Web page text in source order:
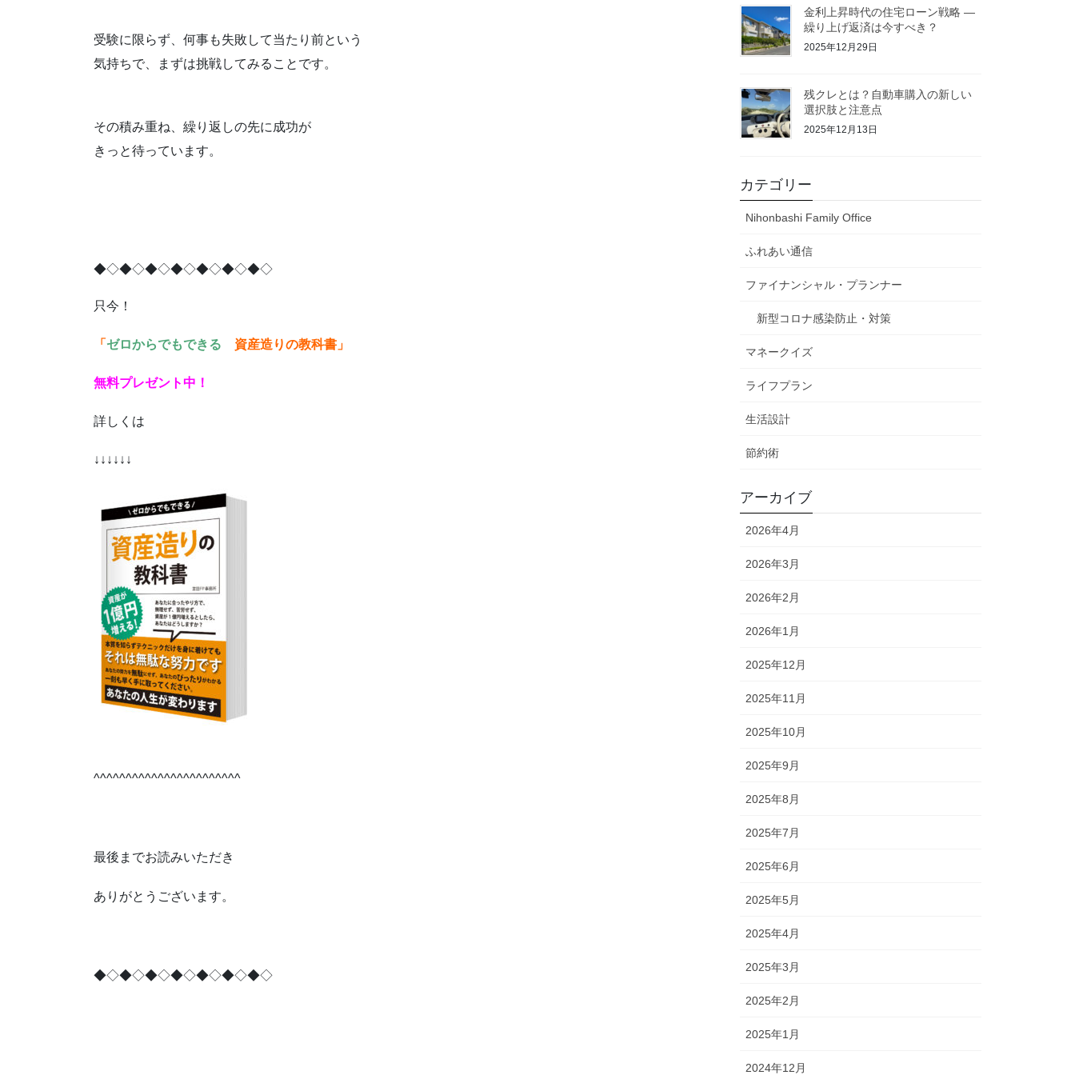
受験に限らず、何事も失敗して当たり前という
気持ちで、まずは挑戦してみることです。
その積み重ね、繰り返しの先に成功が
きっと待っています。
◆◇◆◇◆◇◆◇◆◇◆◇◆◇
只今！
「 ゼロからでもできる 資産造りの教科書」
無料プレゼント中！
詳しくは
↓↓↓↓↓↓
^^^^^^^^^^^^^^^^^^^^^^^
最後までお読みいただき
ありがとうございます。
◆◇◆◇◆◇◆◇◆◇◆◇◆◇
金利上昇時代の住宅ローン戦略 ―
繰り上げ返済は今すべき？
2025年12月29日
残クレとは？自動車購入の新しい
選択肢と注意点
2025年12月13日
カテゴリー
Nihonbashi Family Office
ふれあい通信
ファイナンシャル・プランナー
新型コロナ感染防止・対策
マネークイズ
ライフプラン
生活設計
節約術
アーカイブ
2026年4月
2026年3月
2026年2月
2026年1月
2025年12月
2025年11月
2025年10月
2025年9月
2025年8月
2025年7月
2025年6月
2025年5月
2025年4月
2025年3月
2025年2月
2025年1月
2024年12月